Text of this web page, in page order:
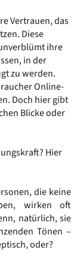
Vertrauen, das
Diese
ihre
in der
zu werden.
Online-
Doch hier gibt
Blicke oder
Hier
die keine
wirken oft
natürlich, sie
Tönen –
oder?